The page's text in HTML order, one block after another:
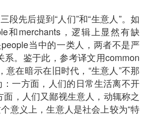
段先后提到“人们”和“生意人”。如
和merchants，逻辑上显然有缺
当中的一类人，两者不是严
系。鉴于此，参考译文用common
意在暗示在旧时代，“生意人”不那
一方面，人们的日常生活离不开
，人们又鄙视生意人，动辄称之
意义上，生意人是社会上较为“特